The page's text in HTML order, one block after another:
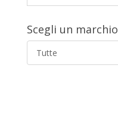
Scegli un marchio
Tutte